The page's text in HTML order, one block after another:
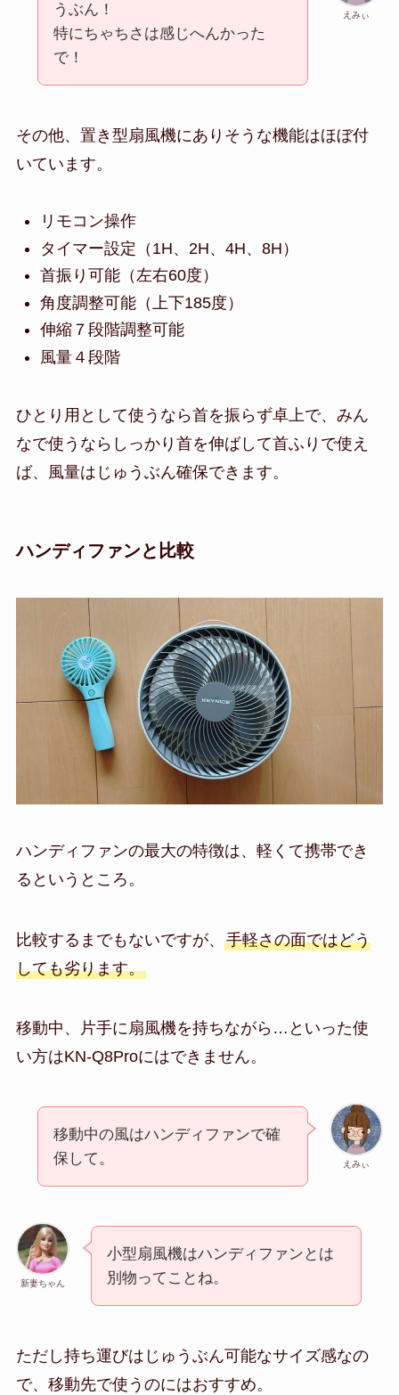
えみぃ
うぶん！
特にちゃちさは感じへんかった
で！
その他、置き型扇風機にありそうな機能はほぼ付
いています。
リモコン操作
タイマー設定（1H、2H、4H、8H）
首振り可能（左右60度）
角度調整可能（上下185度）
伸縮７段階調整可能
風量４段階
ひとり用として使うなら首を振らず卓上で、みん
なで使うならしっかり首を伸ばして首ふりで使え
ば、風量はじゅうぶん確保できます。
ハンディファンと比較
ハンディファンの最大の特徴は、軽くて携帯でき
るというところ。
比較するまでもないですが、 手軽さの面ではどう
しても劣ります。
移動中、片手に扇風機を持ちながら…といった使
い方はKN-Q8Proにはできません。
えみぃ
移動中の風はハンディファンで確
保して。
新妻ちゃん
小型扇風機はハンディファンとは
別物ってことね。
ただし持ち運びはじゅうぶん可能なサイズ感なの
で、移動先で使うのにはおすすめ。